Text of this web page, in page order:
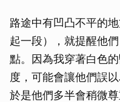
路途中有凹凸不平的
起一段），就提醒他
點。因為我穿著白色
度，可能會讓他們誤
於是他們多半會稍微尊